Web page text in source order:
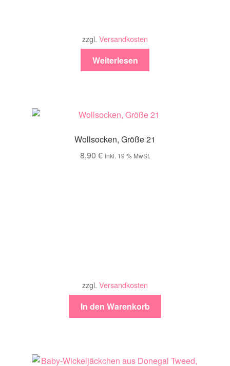
zzgl. Versandkosten
Weiterlesen
Wollsocken, Größe 21
8,90 € inkl. 19 % MwSt.
zzgl. Versandkosten
In den Warenkorb